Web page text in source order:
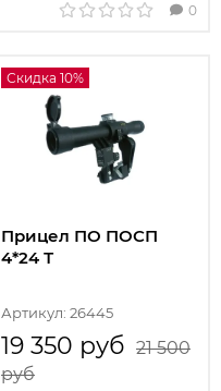
0
Скидка 10%
Прицел ПО ПОСП
4*24 Т
Артикул: 26445
19 350 руб 21 500
руб